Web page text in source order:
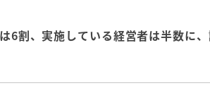
6割、実施している経営者は半数に